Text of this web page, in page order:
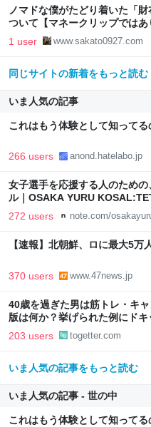
ノマドな僕がたどり着いた「
ついて【マネークリップでは
1 user www.sakato0927.com
同じサイトの新着をもっと読む
いま人気の記事
これはもう体験として知って
266 users anond.hatelabo.jp
女子選手を応援する人のため
ル｜OSAKA YURU
272 users note.com/
【速報】北朝鮮、ロに最大5万
370 users www.47news.jp
40歳を過ぎた男は筋トレ・キ
版は何か？挙げられた例にドキ
203 users togetter.com
いま人気の記事をもっと読む
いま人気の記事 - 世の中
これはもう体験として知って